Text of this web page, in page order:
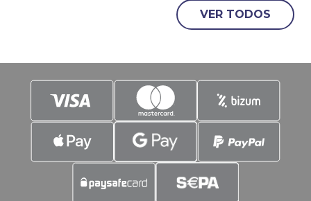
operadores de apuestas deportivas se
han apresurado a crear una primera
VER TODOS